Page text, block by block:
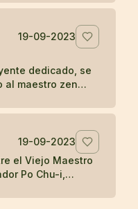
En
desmitificando
salud. La narrativa
ser engañada
cómo el
puede aliviar los
19-09-2023
dedicado, se
al maestro zen
del maestro a
él valora y
maestro, mientras
igual de vacíos
resaltando
19-09-2023
el Viejo Maestro
Po Chu-i,
el bien y cultivar